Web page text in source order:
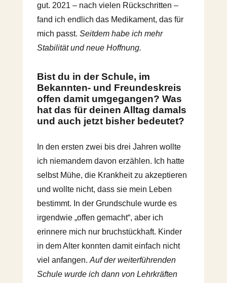
gut. 2021 – nach vielen Rückschritten –
fand ich endlich das Medikament, das für
mich passt.Seitdem habe ich mehr
Stabilität und neue Hoffnung.
Bist du in der Schule, im
Bekannten- und Freundeskreis
offen damit umgegangen? Was
hat das für deinen Alltag damals
und auch jetzt bisher bedeutet?
In den ersten zwei bis drei Jahren wollte
ich niemandem davon erzählen. Ich hatte
selbst Mühe, die Krankheit zu akzeptieren
und wollte nicht, dass sie mein Leben
bestimmt. In der Grundschule wurde es
irgendwie „offen gemacht“, aber ich
erinnere mich nur bruchstückhaft. Kinder
in dem Alter konnten damit einfach nicht
viel anfangen.Auf der weiterführenden
Schule wurde ich dann von Lehrkräften